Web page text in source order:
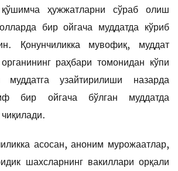
ҳужжатларни сўраб олиш
бир ойгача муддатда кўриб
Қонунчиликка мувофиқ, муддат
раҳбари томонидан кўпи
узайтирилиши назарда
бир ойгача бўлган муддатда
асосан, аноним мурожаатлар,
шахсларнинг вакиллари орқали